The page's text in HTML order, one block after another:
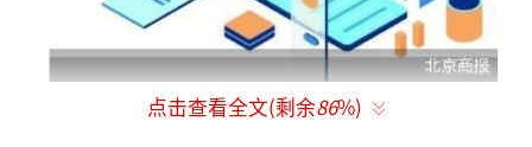
机构对流动性需求抬升
点击查看全文(剩余86%)